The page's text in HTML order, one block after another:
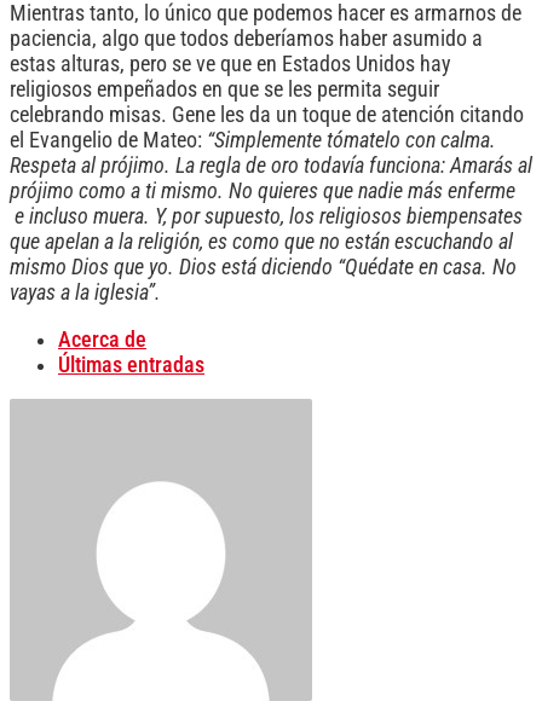
Mientras tanto, lo único que podemos hacer es armarnos de
paciencia, algo que todos deberíamos haber asumido a
estas alturas, pero se ve que en Estados Unidos hay
religiosos empeñados en que se les permita seguir
celebrando misas. Gene les da un toque de atención citando
el Evangelio de Mateo: “Simplemente tómatelo con calma.
Respeta al prójimo. La regla de oro todavía funciona: Amarás al
prójimo como a ti mismo. No quieres que nadie más enferme
e incluso muera. Y, por supuesto, los religiosos biempensates
que apelan a la religión, es como que no están escuchando al
mismo Dios que yo. Dios está diciendo “Quédate en casa. No
vayas a la iglesia”.
Acerca de
Últimas entradas